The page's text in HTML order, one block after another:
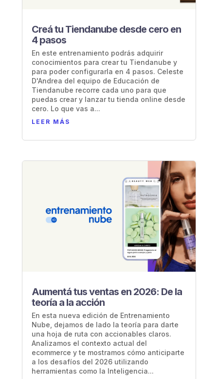
Creá tu Tiendanube desde cero en
4 pasos
En este entrenamiento podrás adquirir
conocimientos para crear tu Tiendanube y
para poder configurarla en 4 pasos. Celeste
D'Andrea del equipo de Educación de
Tiendanube recorre cada uno para que
puedas crear y lanzar tu tienda online desde
cero. Lo que vas a...
LEER MÁS
Aumentá tus ventas en 2026: De la
teoría a la acción
En esta nueva edición de Entrenamiento
Nube, dejamos de lado la teoría para darte
una hoja de ruta con accionables claros.
Analizamos el contexto actual del
ecommerce y te mostramos cómo anticiparte
a los desafíos del 2026 utilizando
herramientas como la Inteligencia...